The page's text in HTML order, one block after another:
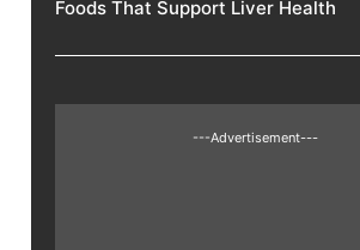
Foods That Support Liver Health
---Advertisement---